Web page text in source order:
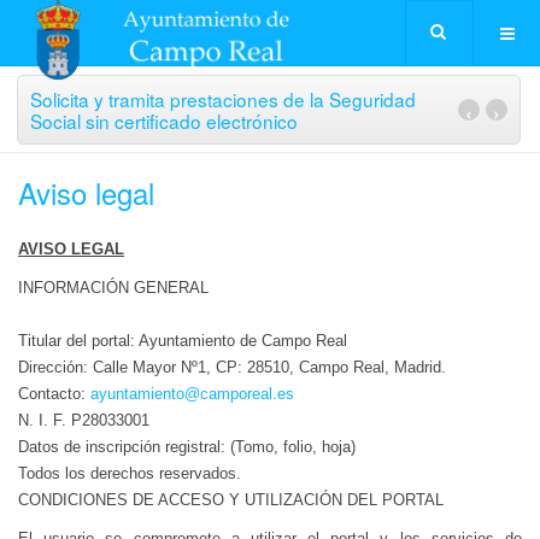
Solicita y tramita prestaciones de la Seguridad
Social sin certificado electrónico
›
‹
Aviso legal
AVISO LEGAL
INFORMACIÓN GENERAL
Titular del portal: Ayuntamiento de Campo Real
Dirección: Calle Mayor Nº1, CP: 28510, Campo Real, Madrid.
Contacto: ayuntamiento@camporeal.es
N. I. F. P28033001
Datos de inscripción registral: (Tomo, folio, hoja)
Todos los derechos reservados.
CONDICIONES DE ACCESO Y UTILIZACIÓN DEL PORTAL